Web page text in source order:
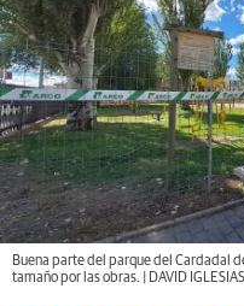
Buena parte del parque del Cardadal
tamaño por las obras. | DAVID IGLESIAS